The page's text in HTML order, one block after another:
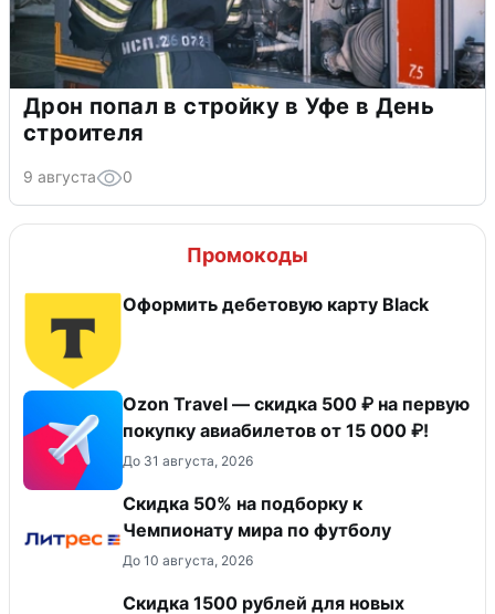
Дрон попал в стройку в Уфе в День
строителя
9 августа 0
Промокоды
Оформить дебетовую карту Black
Ozon Travel — скидка 500 ₽ на первую
покупку авиабилетов от 15 000 ₽!
До 31 августа, 2026
Скидка 50% на подборку к
Чемпионату мира по футболу
До 10 августа, 2026
Скидка 1500 рублей для новых